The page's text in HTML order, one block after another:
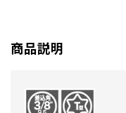
商品説明